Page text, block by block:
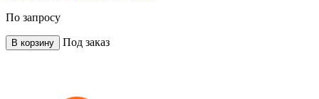
По запросу
В корзину Под заказ